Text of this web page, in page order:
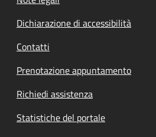
Dichiarazione di accessibilità
Contatti
Prenotazione appuntamento
Richiedi assistenza
Statistiche del portale